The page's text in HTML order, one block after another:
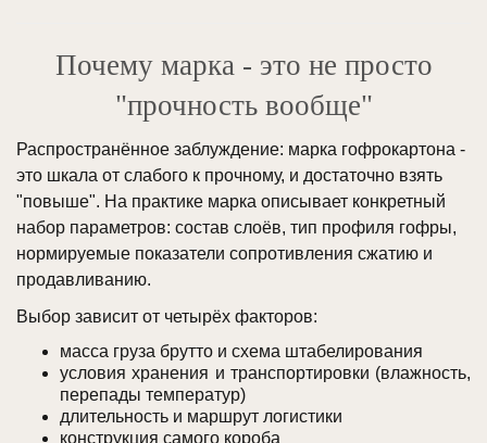
Почему марка - это не просто
"прочность вообще"
Распространённое заблуждение: марка гофрокартона -
это шкала от слабого к прочному, и достаточно взять
"повыше". На практике марка описывает конкретный
набор параметров: состав слоёв, тип профиля гофры,
нормируемые показатели сопротивления сжатию и
продавливанию.
Выбор зависит от четырёх факторов:
масса груза брутто и схема штабелирования
условия хранения и транспортировки (влажность,
перепады температур)
длительность и маршрут логистики
конструкция самого короба